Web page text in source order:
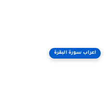
اعراب سورة البقرة